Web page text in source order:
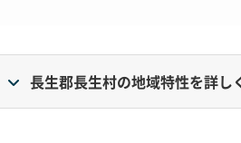
傾向
長生郡長生村の地域特性を詳し